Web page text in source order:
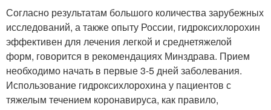
Согласно результатам большого количества зарубежных
исследований, а также опыту России, гидроксихлорохин
эффективен для лечения легкой и среднетяжелой
форм, говорится в рекомендациях Минздрава. Прием
необходимо начать в первые 3-5 дней заболевания.
Использование гидроксихлорохина у пациентов с
тяжелым течением коронавируса, как правило,